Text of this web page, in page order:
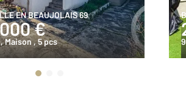
EN BEAUJOLAIS 69
€
, Maison , 5 pcs